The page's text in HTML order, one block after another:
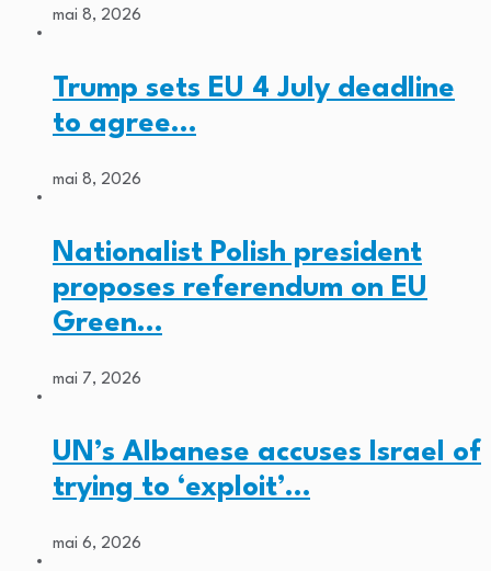
mai 8, 2026
Trump sets EU 4 July deadline
to agree…
mai 8, 2026
Nationalist Polish president
proposes referendum on EU
Green…
mai 7, 2026
UN’s Albanese accuses Israel of
trying to ‘exploit’…
mai 6, 2026